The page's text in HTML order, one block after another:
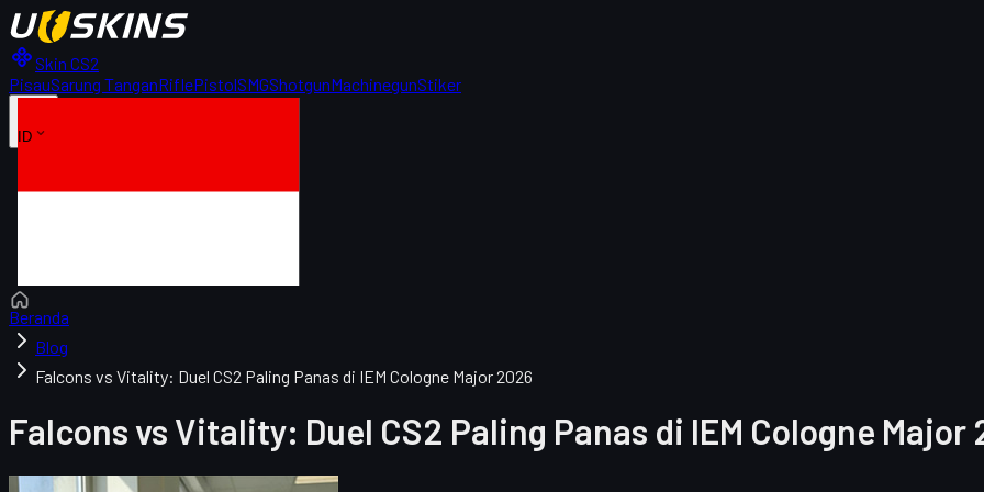
Skin CS2
PisauSarung TanganRiflePistolSMGShotgunMachinegunStiker
ID
Beranda
Blog
Falcons vs Vitality: Duel CS2 Paling Panas di IEM Cologne Major 2026
Falcons vs Vitality: Duel CS2 Paling Panas di IEM Cologne Major